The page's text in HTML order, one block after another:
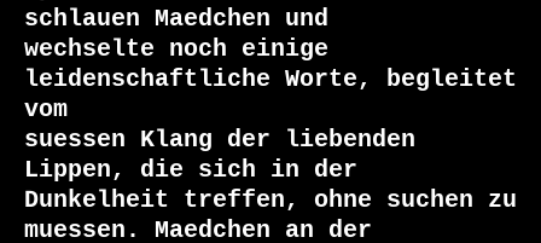
schlauen Maedchen und
wechselte noch einige
leidenschaftliche Worte, begleitet
vom
suessen Klang der liebenden
Lippen, die sich in der
Dunkelheit treffen, ohne suchen zu
muessen. Maedchen an der